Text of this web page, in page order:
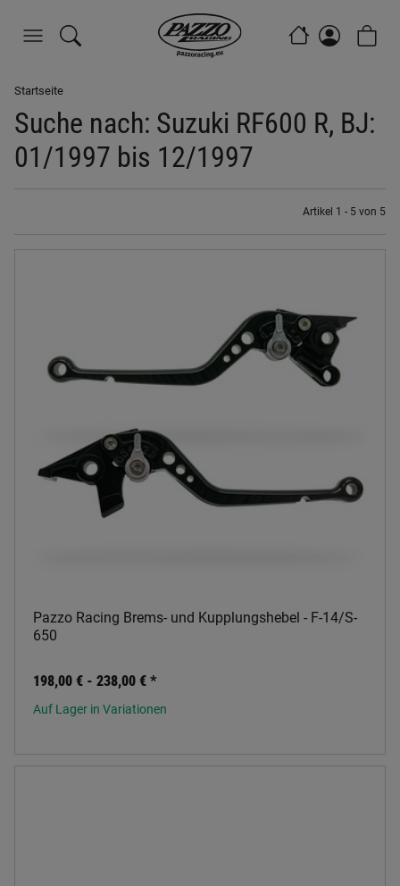
Startseite
Suche nach: Suzuki RF600 R, BJ:
01/1997 bis 12/1997
Artikel 1 - 5 von 5
Pazzo Racing Brems- und Kupplungshebel - F-14/S-
650
198,00 € - 238,00 € *
Auf Lager in Variationen